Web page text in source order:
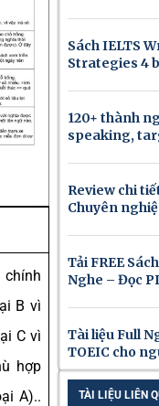
B vì
C vì
hợp
A)..
Sách IELTS
Strategies 4
120+ thành
speaking,
Review chi
Chuyên
Tải FREE
Nghe – Đọc
Tài liệu Full
TOEIC cho
TÀI LIỆU LIÊN